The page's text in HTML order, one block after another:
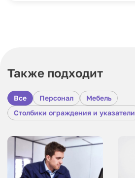
Также подходит
Все Персонал
Мебель
Столбики ограждения и указатели